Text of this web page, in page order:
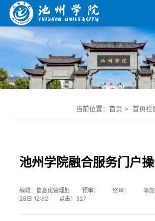
当前位置： 首页 > 首页栏
池州学院融合服务门户
编辑：信息化管理处 预审： 终审： 添加日
28日 12:52 点击： 327